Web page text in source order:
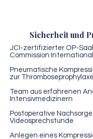
Sicherheit und
JCI-zertifizierter OP-
Commission
Pneumatische
zur Thromboseprophylaxe
Team aus erfahrenen
Intensivmedizinern
Postoperative
Videosprechstunde
Anlegen eines